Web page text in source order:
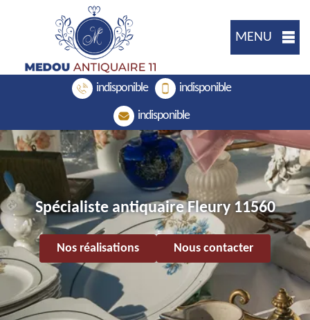
MENU
indisponible indisponible
indisponible
Spécialiste antiquaire Fleury 11560
Nos réalisations Nous contacter